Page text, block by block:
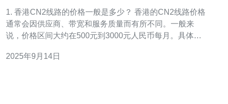
1. 香港CN2线路的价格一般是多少？ 香港的CN2线路价格
通常会因供应商、带宽和服务质量而有所不同。一般来
说，价格区间大约在500元到3000元人民币每月。具体价
用户在选择时应根据自身需求进行比较，选择合适的套
2025年9月14日